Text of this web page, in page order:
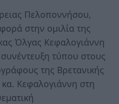
Πελοποννήσου,
στην ομιλία της
Όλγας Κεφαλογιάννη
τύπου στους
της Βρετανικής
Κεφαλογιάννη στη